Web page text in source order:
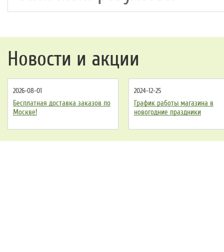
Новости и акции
2026-08-01
Бесплатная доставка заказов по
Москве!
2024-12-25
График работы магазина в
новогодние праздники